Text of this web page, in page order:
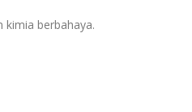
kimia berbahaya.